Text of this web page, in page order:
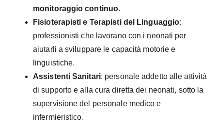
monitoraggio continuo.
Fisioterapisti e Terapisti del Linguaggio:
professionisti che lavorano con i neonati per
aiutarli a sviluppare le capacità motorie e
linguistiche.
Assistenti Sanitari: personale addetto alle attività
di supporto e alla cura diretta dei neonati, sotto la
supervisione del personale medico e
infermieristico.